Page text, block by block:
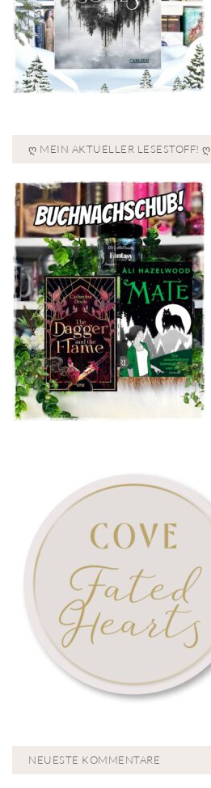
Ღ MEIN AKTUELLER LESESTOFF! Ღ
NEUESTE KOMMENTARE